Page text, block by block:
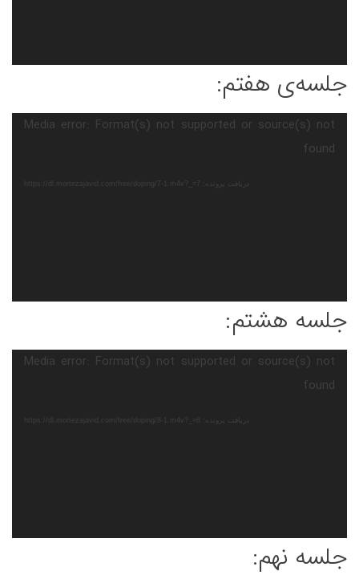
جلسه‌ی هفتم:
نمایشگر
Media error: Format(s) not supported or source(s) not
found
دریافت پرونده: https://dl.mortezajavid.com/free/doping/7-1.m4v?_=7
جلسه هشتم:
نمایشگر
Media error: Format(s) not supported or source(s) not
found
دریافت پرونده: https://dl.mortezajavid.com/free/doping/8-1.m4v?_=8
جلسه نهم: